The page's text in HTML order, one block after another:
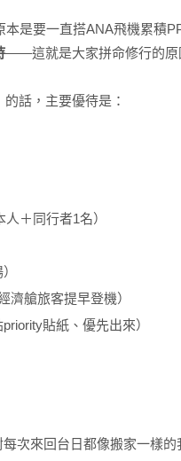
是要一直搭ANA飛機累積
——這就是大家拼命修行的原
話，主要優待是：
人＋同行者1名）
濟艙旅客提早登機）
priority貼紙、優先出來）
每次來回台日都像搬家一樣的